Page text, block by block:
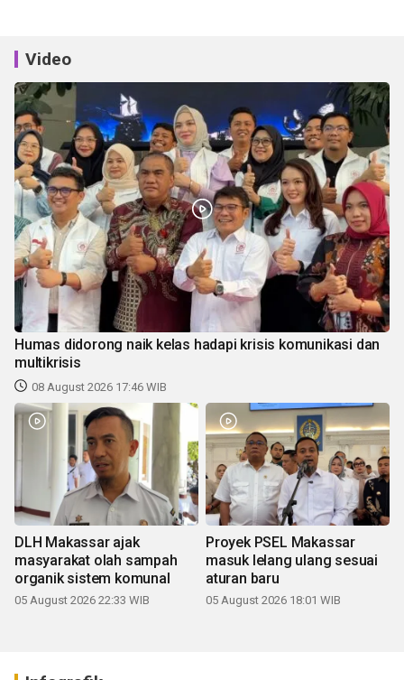
Video
Humas didorong naik kelas hadapi krisis komunikasi dan
multikrisis
08 August 2026 17:46 WIB
DLH Makassar ajak
masyarakat olah sampah
organik sistem komunal
05 August 2026 22:33 WIB
Proyek PSEL Makassar
masuk lelang ulang sesuai
aturan baru
05 August 2026 18:01 WIB